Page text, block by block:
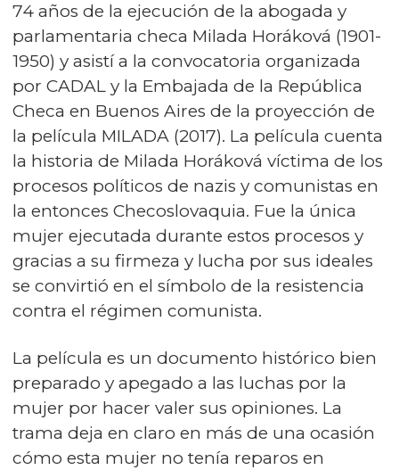
74 años de la ejecución de la abogada y
parlamentaria checa Milada Horáková (1901-
1950) y asistí a la convocatoria organizada
por CADAL y la Embajada de la República
Checa en Buenos Aires de la proyección de
la película MILADA (2017). La película cuenta
la historia de Milada Horáková víctima de los
procesos políticos de nazis y comunistas en
la entonces Checoslovaquia. Fue la única
mujer ejecutada durante estos procesos y
gracias a su firmeza y lucha por sus ideales
se convirtió en el símbolo de la resistencia
contra el régimen comunista.
La película es un documento histórico bien
preparado y apegado a las luchas por la
mujer por hacer valer sus opiniones. La
trama deja en claro en más de una ocasión
cómo esta mujer no tenía reparos en